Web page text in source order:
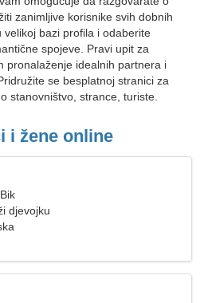
zanimljive korisnike svih dobnih
bazi profila i odaberite
spojeve. Pravi upit za
pronalaženje idealnih partnera i
se besplatnoj stranici za
stanovništvo, strance, turiste.
i žene online
djevojku